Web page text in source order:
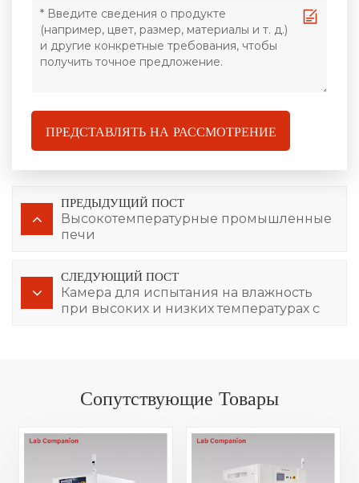
ПРЕДСТАВЛЯТЬ НА РАССМОТРЕНИЕ
ПРЕДЫДУЩИЙ ПОСТ
Высокотемпературные промышленные
печи
СЛЕДУЮЩИЙ ПОСТ
Камера для испытания на влажность
при высоких и низких температурах с
Сопутствующие Товары